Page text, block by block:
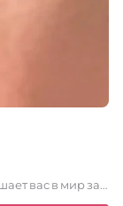
Beauty студия "теRRитория краSоты" приглашает вас в мир заботы о …